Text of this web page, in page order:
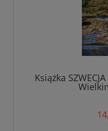
Książka